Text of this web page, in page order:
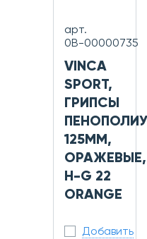
арт.
0В-00000735
VINCA
SPORT,
ГРИПСЫ
125ММ,
ОРАЖЕВЫЕ,
H-G 22
ORANGE
Добавить